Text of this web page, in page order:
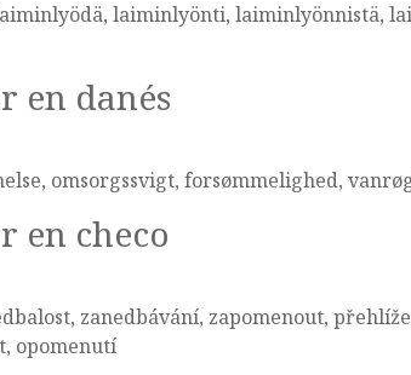
laiminlyönti, laiminlyönnistä,
en danés
omsorgssvigt, forsømmelighed,
en checo
zanedbávání, zapomenout,
opomenutí